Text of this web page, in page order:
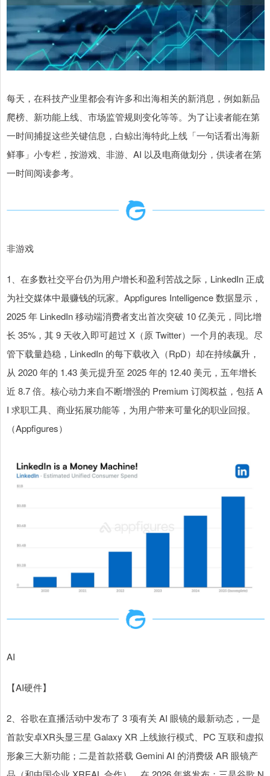
每天，在科技产业里都会有许多和出海相关的新消息，例如新品
爬榜、新功能上线、市场监管规则变化等等。为了让读者能在第
一时间捕捉这些关键信息，白鲸出海特此上线「一句话看出海新
鲜事」小专栏，按游戏、非游、AI 以及电商做划分，供读者在第
一时间阅读参考。
非游戏
1、在多数社交平台仍为用户增长和盈利苦战之际，LinkedIn 正成
为社交媒体中最赚钱的玩家。Appfigures Intelligence 数据显示，
2025 年 LinkedIn 移动端消费者支出首次突破 10 亿美元，同比增
长 35%，其 9 天收入即可超过 X（原 Twitter）一个月的表现。尽
管下载量趋稳，LinkedIn 的每下载收入（RpD）却在持续飙升，
从 2020 年的 1.43 美元提升至 2025 年的 12.40 美元，五年增长
近 8.7 倍。核心动力来自不断增强的 Premium 订阅权益，包括 A
I 求职工具、商业拓展功能等，为用户带来可量化的职业回报。
（Appfigures）
AI
【AI硬件】
2、谷歌在直播活动中发布了 3 项有关 AI 眼镜的最新动态，一是
首款安卓XR头显三星 Galaxy XR 上线旅行模式、PC 互联和虚拟
形象三大新功能；二是首款搭载 Gemini AI 的消费级 AR 眼镜产